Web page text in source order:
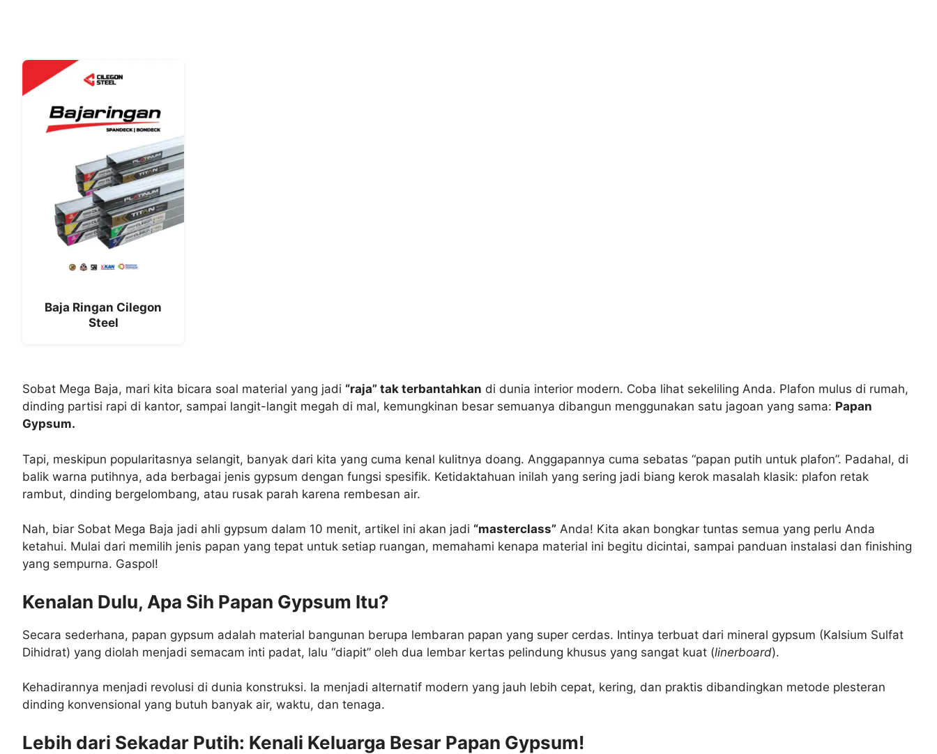
Baja Ringan Cilegon
Steel
Sobat Mega Baja, mari kita bicara soal material yang jadi “raja” tak terbantahkan di dunia interior modern. Coba lihat sekeliling Anda. Plafon mulus di rumah,
dinding partisi rapi di kantor, sampai langit-langit megah di mal, kemungkinan besar semuanya dibangun menggunakan satu jagoan yang sama: Papan
Gypsum.
Tapi, meskipun popularitasnya selangit, banyak dari kita yang cuma kenal kulitnya doang. Anggapannya cuma sebatas “papan putih untuk plafon”. Padahal, di
balik warna putihnya, ada berbagai jenis gypsum dengan fungsi spesifik. Ketidaktahuan inilah yang sering jadi biang kerok masalah klasik: plafon retak
rambut, dinding bergelombang, atau rusak parah karena rembesan air.
Nah, biar Sobat Mega Baja jadi ahli gypsum dalam 10 menit, artikel ini akan jadi “masterclass” Anda! Kita akan bongkar tuntas semua yang perlu Anda
ketahui. Mulai dari memilih jenis papan yang tepat untuk setiap ruangan, memahami kenapa material ini begitu dicintai, sampai panduan instalasi dan finishing
yang sempurna. Gaspol!
Kenalan Dulu, Apa Sih Papan Gypsum Itu?
Secara sederhana, papan gypsum adalah material bangunan berupa lembaran papan yang super cerdas. Intinya terbuat dari mineral gypsum (Kalsium Sulfat
Dihidrat) yang diolah menjadi semacam inti padat, lalu “diapit” oleh dua lembar kertas pelindung khusus yang sangat kuat (linerboard).
Kehadirannya menjadi revolusi di dunia konstruksi. Ia menjadi alternatif modern yang jauh lebih cepat, kering, dan praktis dibandingkan metode plesteran
dinding konvensional yang butuh banyak air, waktu, dan tenaga.
Lebih dari Sekadar Putih: Kenali Keluarga Besar Papan Gypsum!